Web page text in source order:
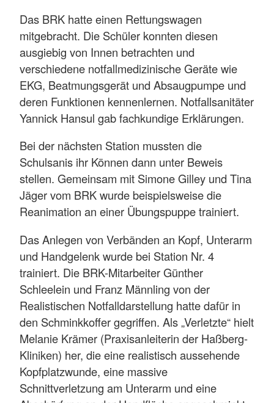
Das BRK hatte einen Rettungswagen
mitgebracht. Die Schüler konnten diesen
ausgiebig von Innen betrachten und
verschiedene notfallmedizinische Geräte wie
EKG, Beatmungsgerät und Absaugpumpe und
deren Funktionen kennenlernen. Notfallsanitäter
Yannick Hansul gab fachkundige Erklärungen.
Bei der nächsten Station mussten die
Schulsanis ihr Können dann unter Beweis
stellen. Gemeinsam mit Simone Gilley und Tina
Jäger vom BRK wurde beispielsweise die
Reanimation an einer Übungspuppe trainiert.
Das Anlegen von Verbänden an Kopf, Unterarm
und Handgelenk wurde bei Station Nr. 4
trainiert. Die BRK-Mitarbeiter Günther
Schleelein und Franz Männling von der
Realistischen Notfalldarstellung hatte dafür in
den Schminkkoffer gegriffen. Als „Verletzte“ hielt
Melanie Krämer (Praxisanleiterin der Haßberg-
Kliniken) her, die eine realistisch aussehende
Kopfplatzwunde, eine massive
Schnittverletzung am Unterarm und eine